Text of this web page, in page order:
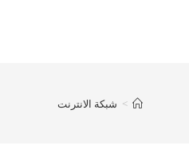
> شبكة الانترنت